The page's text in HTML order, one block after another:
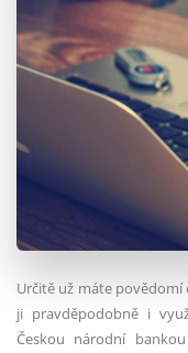
Určitě už máte
ji pravděpodobně i
Českou národní